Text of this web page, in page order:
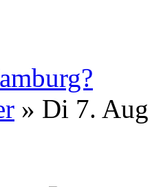
» Di 7.